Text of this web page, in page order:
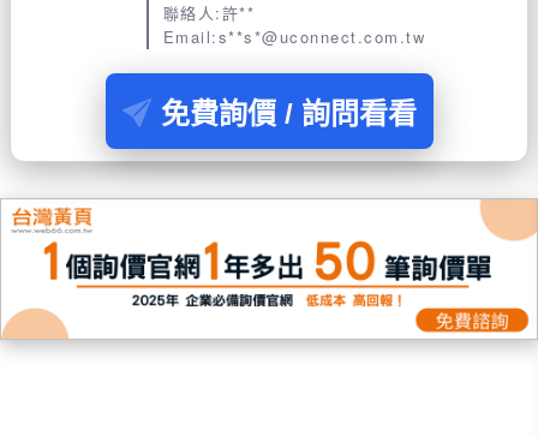
聯絡人:許**
Email:s**s*@uconnect.com.tw
免費詢價 / 詢問看看